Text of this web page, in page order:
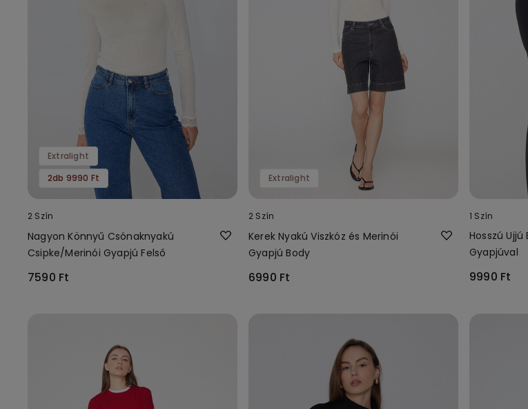
Extralight
2db 9990 Ft
2 Szín
Nagyon Könnyű Csónaknyakú
Csipke/Merinói Gyapjú Felső
7590 Ft
Extralight
2 Szín
Kerek Nyakú Viszkóz és Merinói
Gyapjú Body
6990 Ft
1 Szín
Hosszú
Gyapjúval
9990 Ft